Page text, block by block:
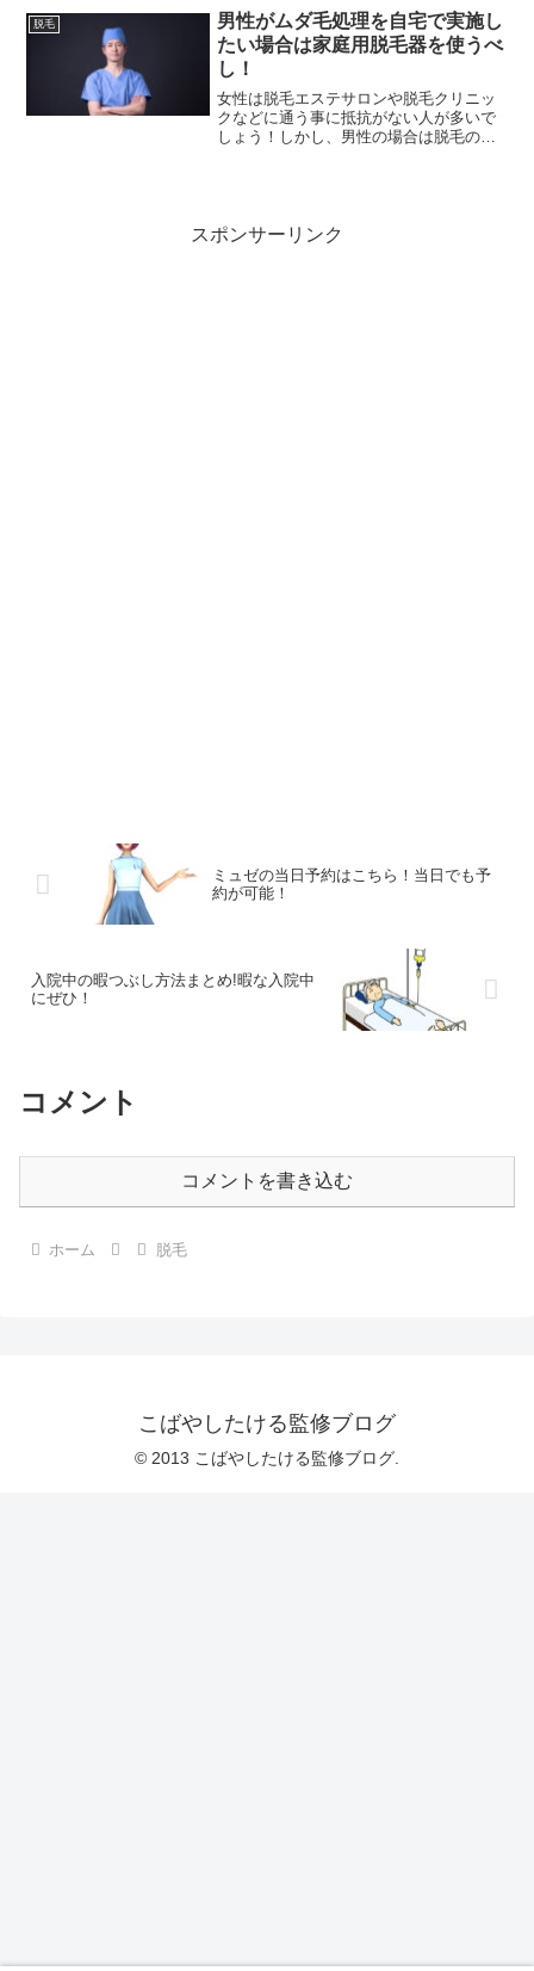
インターネットで調べまし...
脱毛
男性がムダ毛処理を自宅で実施し
たい場合は家庭用脱毛器を使うべ
し！
女性は脱毛エステサロンや脱毛クリニッ
クなどに通う事に抵抗がない人が多いで
しょう！しかし、男性の場合は脱毛の為
スポンサーリンク
ミュゼの当日予約はこちら！当日でも予
約が可能！
入院中の暇つぶし方法まとめ!暇な入院中
にぜひ！
コメント
コメントを書き込む
ホーム 脱毛
こばやしたける監修ブログ
© 2013 こばやしたける監修ブログ.